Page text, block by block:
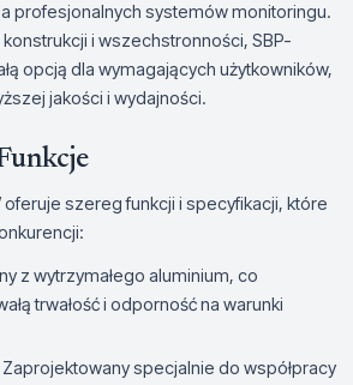
profesjonalnych systemów monitoringu.
i wszechstronności, SBP-
opcją dla wymagających użytkowników,
jakości i wydajności.
oferuje szereg funkcji i specyfikacji, które
z wytrzymałego aluminium, co
trwałość i odporność na warunki
Zaprojektowany specjalnie do współpracy